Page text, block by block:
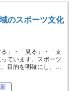
のスポーツ文化
」・「見る」・「支
ています。スポーツ
目的を明確にし、…